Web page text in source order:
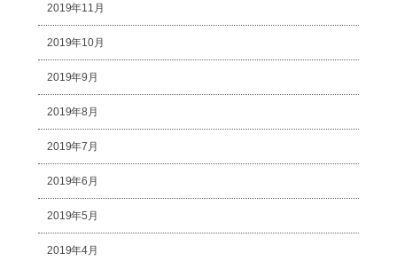
2019年11月
2019年10月
2019年9月
2019年8月
2019年7月
2019年6月
2019年5月
2019年4月